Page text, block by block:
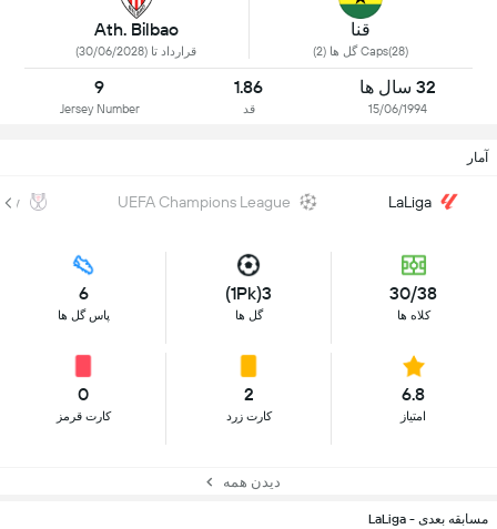
قنا
Caps(28) گل ها (2)
Ath. Bilbao
قرارداد تا (30/06/2028)
32 سال ها
15/06/1994
1.86
قد
9
Jersey Number
آمار
LaLiga
UEFA Champions League
30/38
کلاه ها
3(1Pk)
گل ها
6
پاس گل ها
6.8
امتیاز
2
کارت زرد
0
کارت قرمز
دیدن همه
مسابقه بعدی - LaLiga